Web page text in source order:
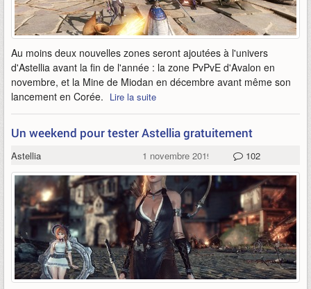
Au moins deux nouvelles zones seront ajoutées à l'univers
d'Astellia avant la fin de l'année : la zone PvPvE d'Avalon en
novembre, et la Mine de Miodan en décembre avant même son
lancement en Corée. Lire la suite
Un weekend pour tester Astellia gratuitement
Astellia 1 novembre 2019 102